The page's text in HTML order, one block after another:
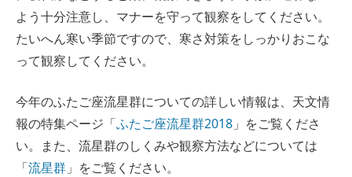
よう十分注意し、マナーを守って観察をしてください。
たいへん寒い季節ですので、寒さ対策をしっかりおこな
って観察してください。
今年のふたご座流星群についての詳しい情報は、天文情
報の特集ページ「ふたご座流星群2018 」をご覧くださ
い。また、流星群のしくみや観察方法などについては
「流星群 」をご覧ください。